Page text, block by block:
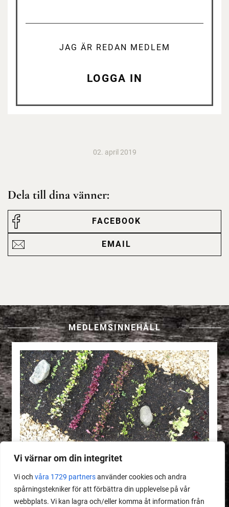
Vi värnar om din integritet
Vi och våra 1729 partnersanvänder cookies och andra
spårningstekniker för att förbättra din upplevelse på vår
webbplats. Vi kan lagra och/eller komma åt information från
JAG ÄR REDAN MEDLEM
LOGGA IN
02. april 2019
Dela till dina vänner:
FACEBOOK
EMAIL
MEDLEMSINNEHÅLL